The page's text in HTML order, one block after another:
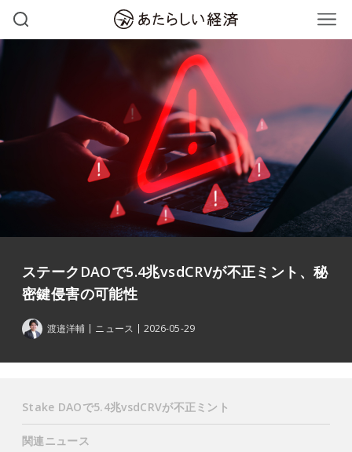
ステークDAOで5.4兆vsdCRVが不正ミント、秘
密鍵侵害の可能性
渡邉洋輔 ニュース 2026-05-29
Stake DAOで5.4兆vsdCRVが不正ミント
関連ニュース